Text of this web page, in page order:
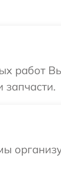
работ
запчасти.